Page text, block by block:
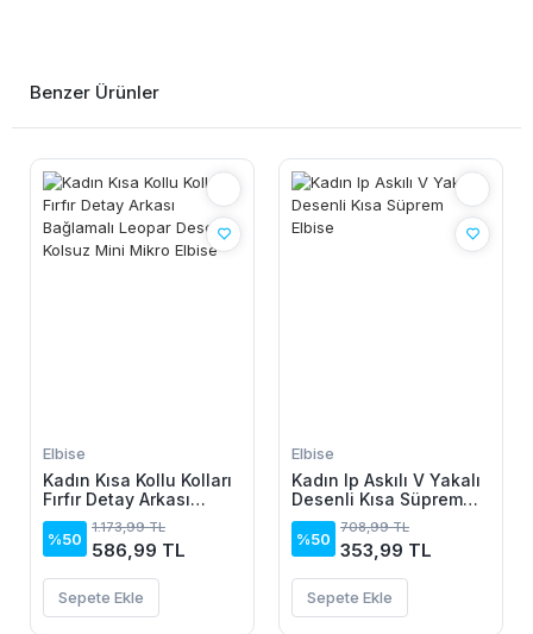
Benzer Ürünler
Elbise
Kadın Kısa Kollu Kolları
Fırfır Detay Arkası
Bağlamalı Leopar
Desen Kolsuz Mini
Mikro Elbise
%50
1.173,99 TL
586,99 TL
Sepete Ekle
Elbise
Kadın Ip Askılı V Yakalı
Desenli Kısa Süprem
Elbise
%50
708,99 TL
353,99 TL
Sepete Ekle